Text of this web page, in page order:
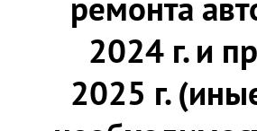
ремонта
2024 г. и
2025 г.